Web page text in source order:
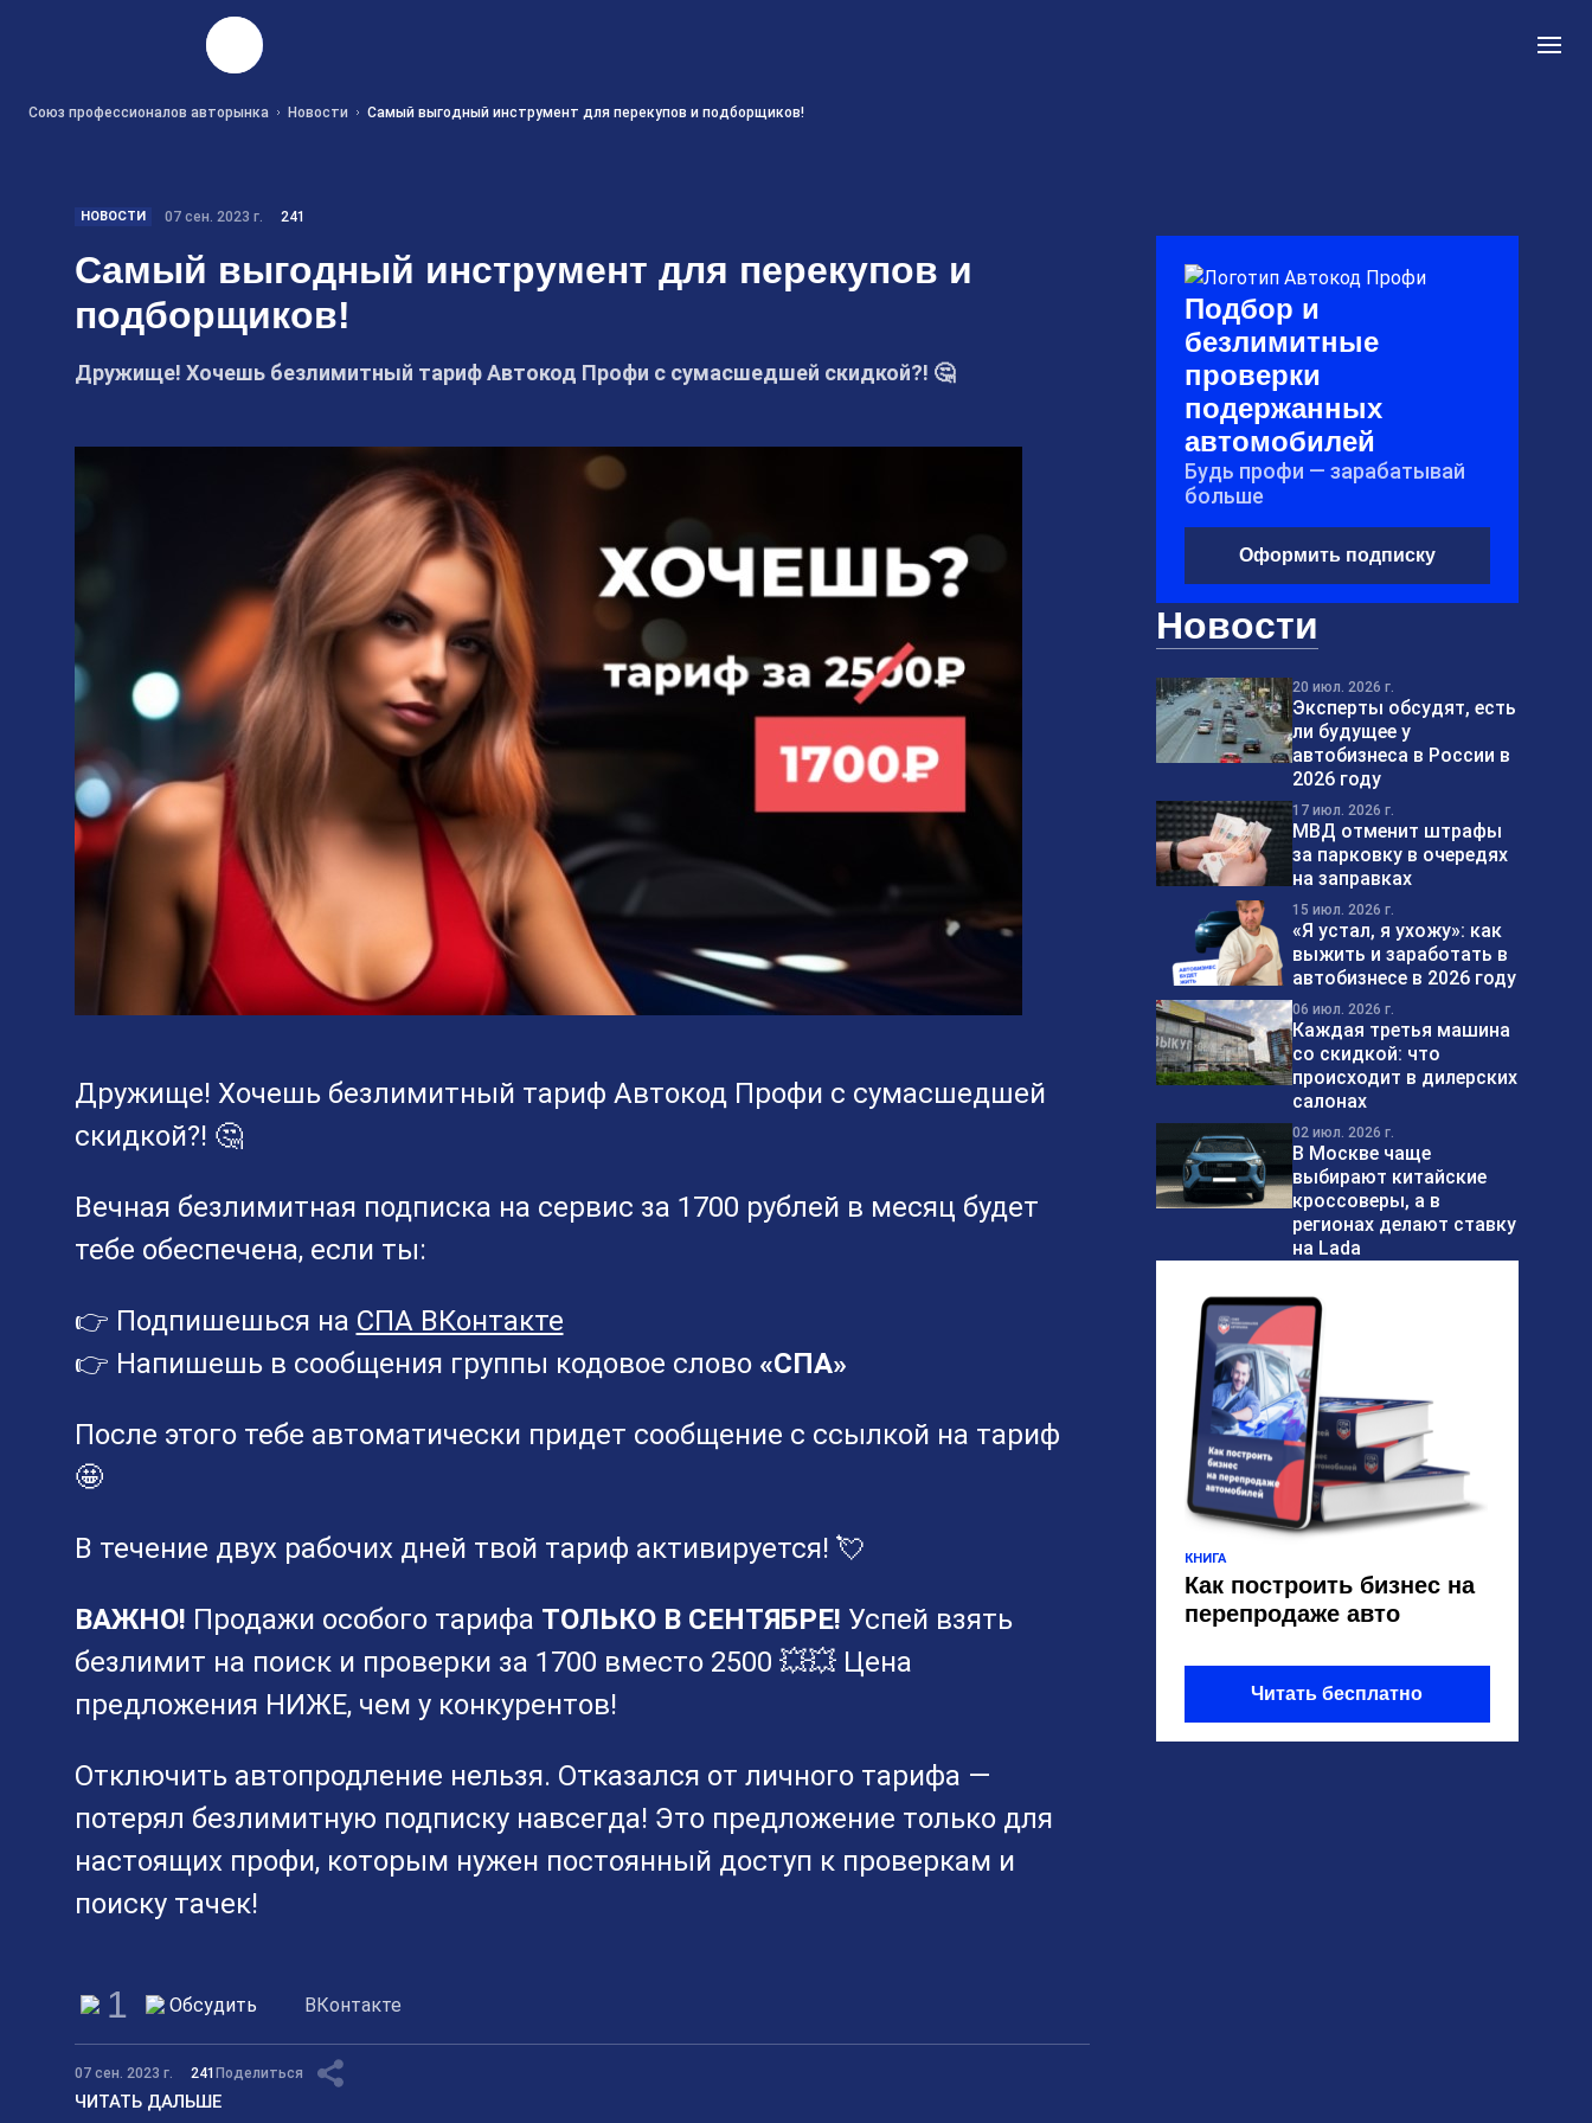
Союз профессионалов авторынка Новости Самый выгодный инструмент для перекупов и подборщиков!
НОВОСТИ 07 сен. 2023 г. 241
Самый выгодный инструмент для перекупов и
подборщиков!
Дружище! Хочешь безлимитный тариф Автокод Профи с сумасшедшей скидкой?! 🤔
Дружище! Хочешь безлимитный тариф Автокод Профи с сумасшедшей
скидкой?! 🤔
Вечная безлимитная подписка на сервис за 1700 рублей в месяц будет
тебе обеспечена, если ты:
👉 Подпишешься на СПА ВКонтакте
👉 Напишешь в сообщения группы кодовое слово «СПА»
После этого тебе автоматически придет сообщение с ссылкой на тариф
🤩
В течение двух рабочих дней твой тариф активируется! 💘
ВАЖНО! Продажи особого тарифа ТОЛЬКО В СЕНТЯБРЕ! Успей взять
безлимит на поиск и проверки за 1700 вместо 2500 💥💥 Цена
предложения НИЖЕ, чем у конкурентов!
Отключить автопродление нельзя. Отказался от личного тарифа —
потерял безлимитную подписку навсегда! Это предложение только для
настоящих профи, которым нужен постоянный доступ к проверкам и
поиску тачек!
1 Обсудить ВКонтакте
07 сен. 2023 г. 241 Поделиться
ЧИТАТЬ ДАЛЬШЕ
Подбор и
безлимитные
проверки
подержанных
автомобилей
Будь профи — зарабатывай
больше
Оформить подписку
Новости
20 июл. 2026 г.
Эксперты обсудят, есть
ли будущее у
автобизнеса в России в
2026 году
17 июл. 2026 г.
МВД отменит штрафы
за парковку в очередях
на заправках
15 июл. 2026 г.
«Я устал, я ухожу»: как
выжить и заработать в
автобизнесе в 2026 году
06 июл. 2026 г.
Каждая третья машина
со скидкой: что
происходит в дилерских
салонах
02 июл. 2026 г.
В Москве чаще
выбирают китайские
кроссоверы, а в
регионах делают ставку
на Lada
КНИГА
Как построить бизнес на
перепродаже авто
Читать бесплатно